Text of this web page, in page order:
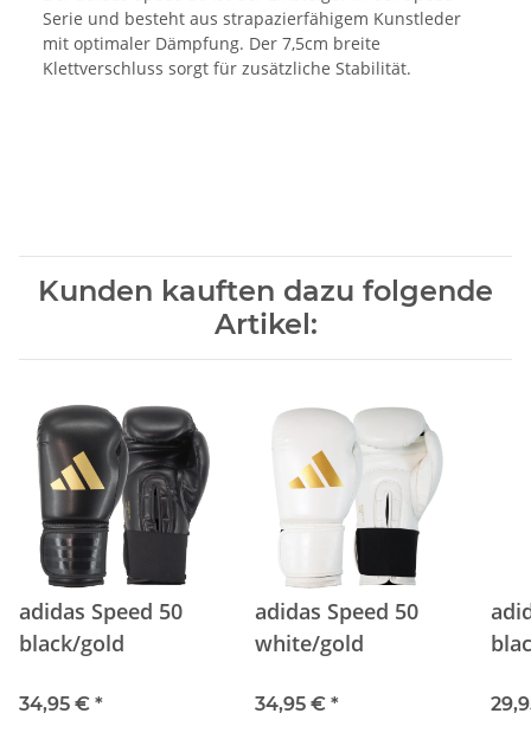
Serie und besteht aus strapazierfähigem Kunstleder
mit optimaler Dämpfung. Der 7,5cm breite
Klettverschluss sorgt für zusätzliche Stabilität.
Kunden kauften dazu folgende
Artikel:
adidas Speed 50
black/gold
34,95 € *
adidas Speed 50
white/gold
34,95 € *